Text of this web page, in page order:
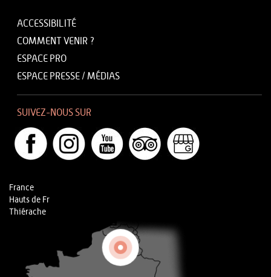
ACCESSIBILITÉ
COMMENT VENIR ?
ESPACE PRO
ESPACE PRESSE / MÉDIAS
SUIVEZ-NOUS SUR
France
Hauts de Fr
Thiérache